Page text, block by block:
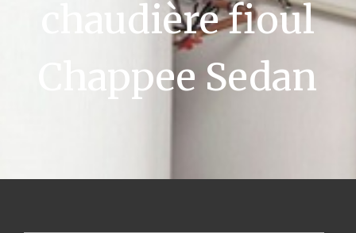
chaudière fioul
Chappee Sedan